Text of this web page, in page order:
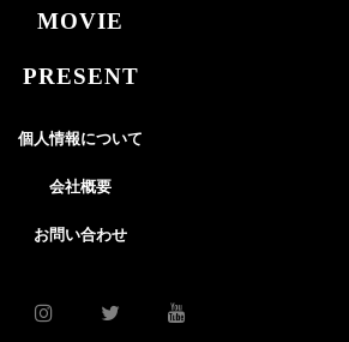
MOVIE
PRESENT
個人情報について
会社概要
お問い合わせ